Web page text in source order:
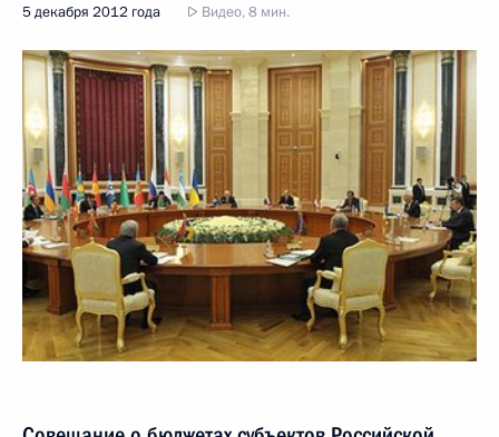
5 декабря 2012 года Видео, 8 мин.